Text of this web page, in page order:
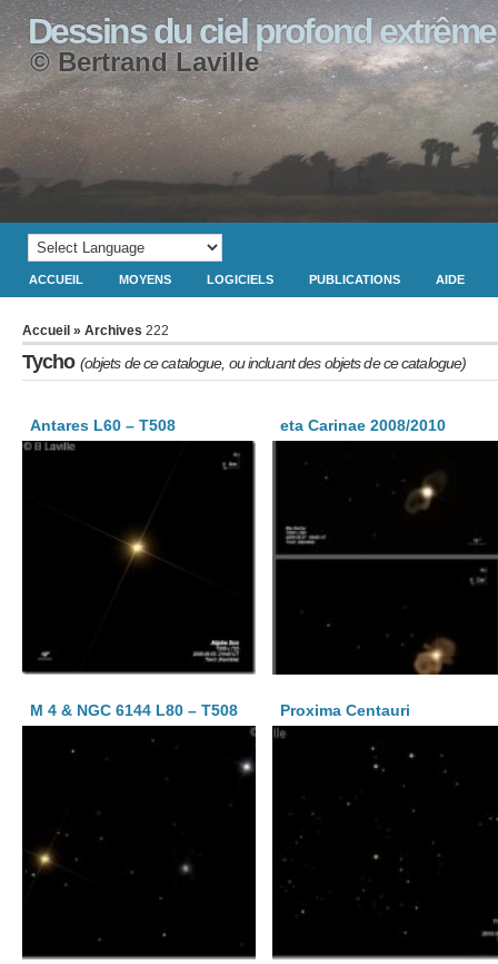
Dessins du ciel profond extrême
© Bertrand Laville
ACCUEIL MOYENS LOGICIELS PUBLICATIONS AIDE
Accueil » Archives 222
Tycho (objets de ce catalogue, ou incluant des objets de ce catalogue)
Antares L60 – T508 eta Carinae 2008/2010
M 4 & NGC 6144 L80 – T508 Proxima Centauri